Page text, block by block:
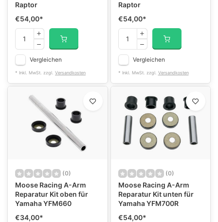
Raptor
€54,00*
Vergleichen
* Inkl. MwSt. zzgl. Versandkosten
Raptor
€54,00*
Vergleichen
* Inkl. MwSt. zzgl. Versandkosten
(0)
Moose Racing A-Arm
Reparatur Kit oben für
Yamaha YFM660
€34,00*
(0)
Moose Racing A-Arm
Reparatur Kit unten für
Yamaha YFM700R
€54,00*